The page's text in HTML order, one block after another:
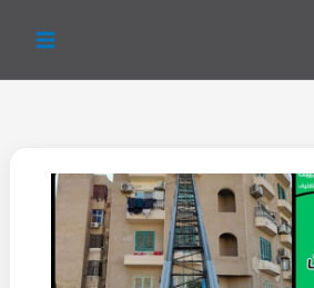
ن
إ